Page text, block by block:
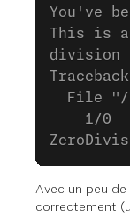
You've
This is
division
File
    1/0
Avec un peu
correctement